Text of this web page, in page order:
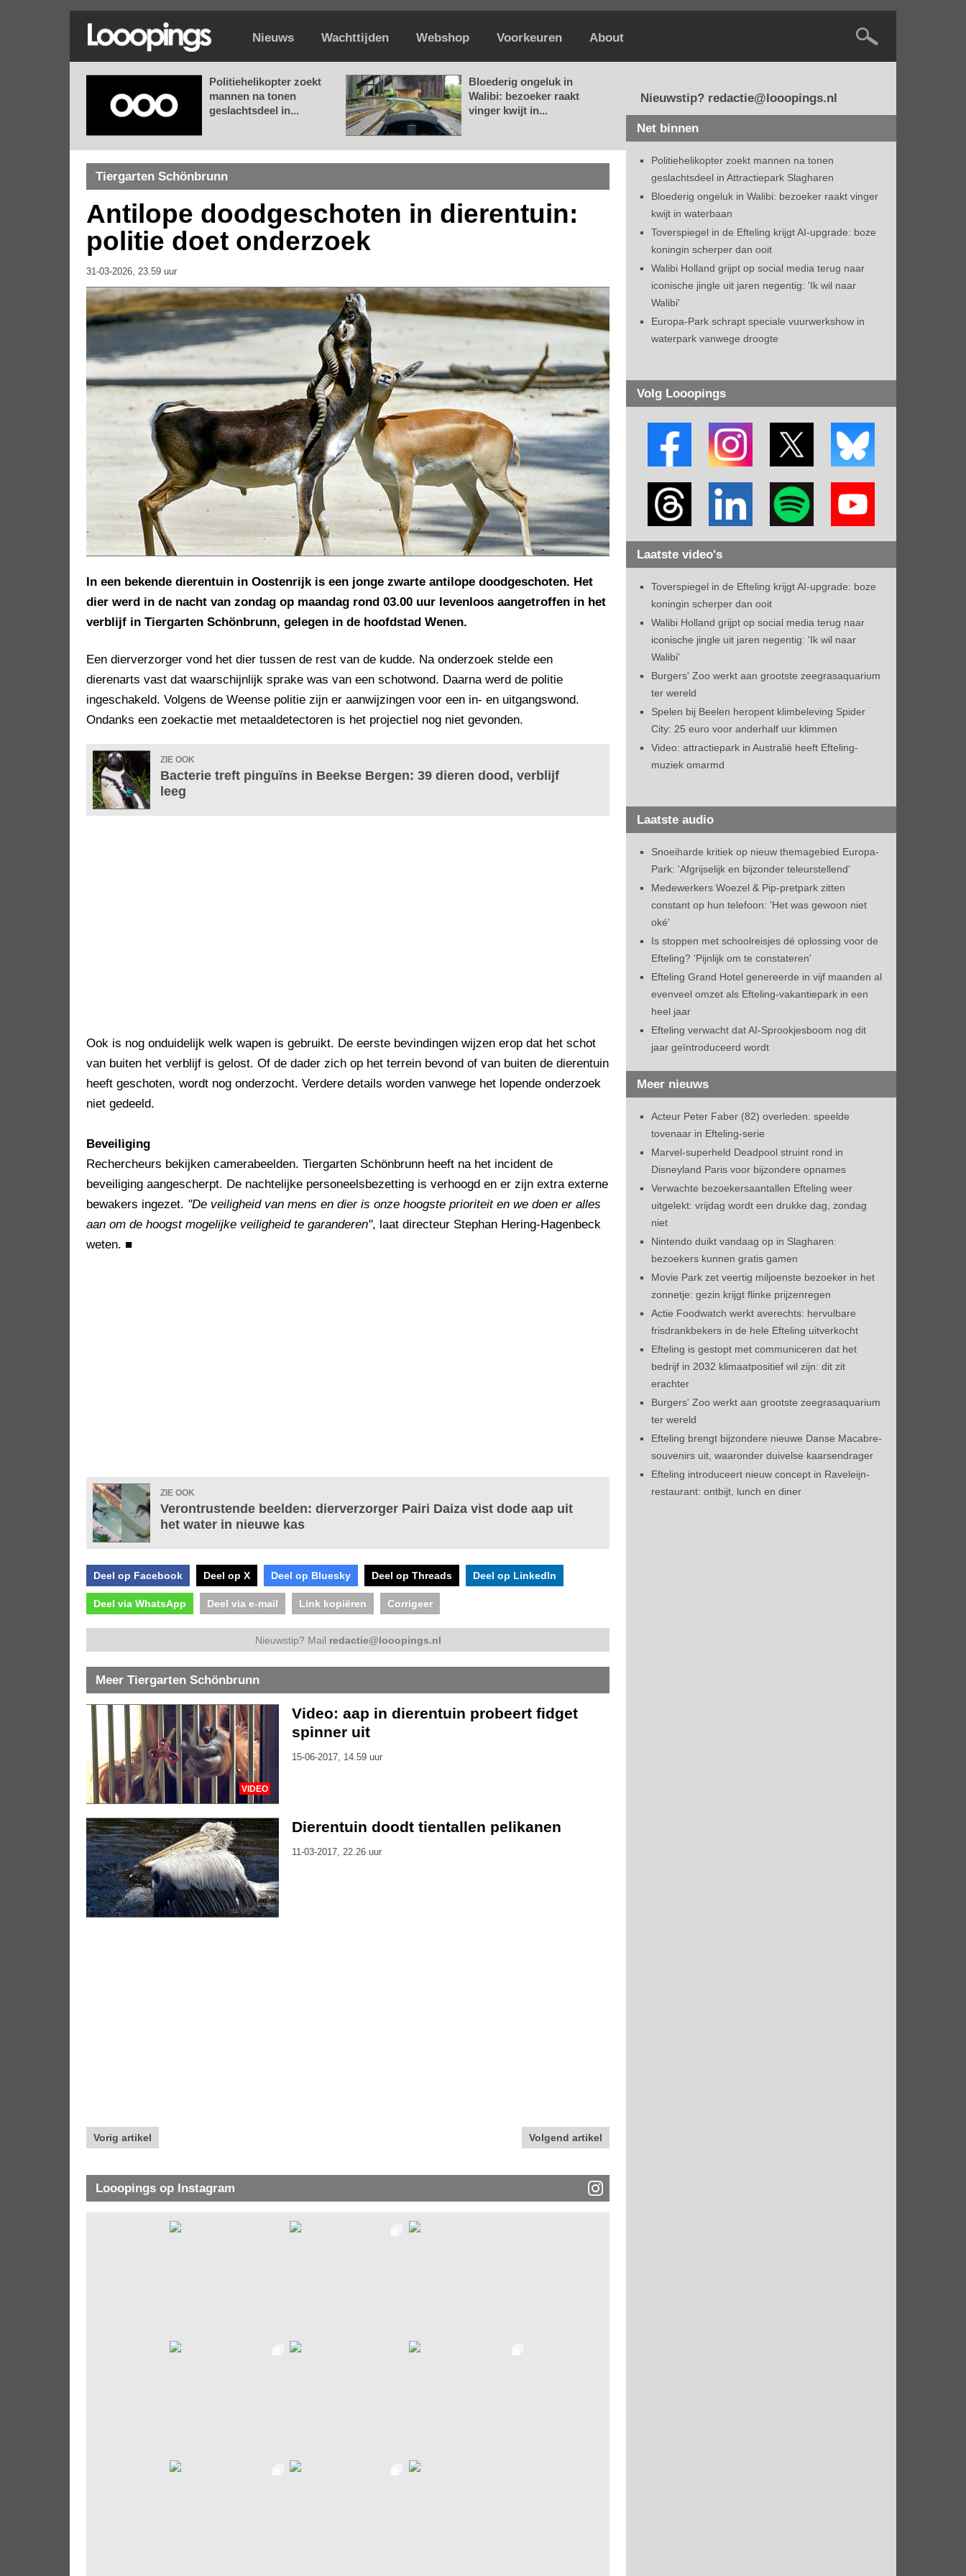
Nieuws Wachttijden Webshop Voorkeuren About
Politiehelikopter zoekt
mannen na tonen
geslachtsdeel in...
Bloederig ongeluk in
Walibi: bezoeker raakt
vinger kwijt in...
Tiergarten Schönbrunn
Antilope doodgeschoten in dierentuin:
politie doet onderzoek
31-03-2026, 23.59 uur
In een bekende dierentuin in Oostenrijk is een jonge zwarte antilope doodgeschoten. Het
dier werd in de nacht van zondag op maandag rond 03.00 uur levenloos aangetroffen in het
verblijf in Tiergarten Schönbrunn, gelegen in de hoofdstad Wenen.
Een dierverzorger vond het dier tussen de rest van de kudde. Na onderzoek stelde een
dierenarts vast dat waarschijnlijk sprake was van een schotwond. Daarna werd de politie
ingeschakeld. Volgens de Weense politie zijn er aanwijzingen voor een in- en uitgangswond.
Ondanks een zoekactie met metaaldetectoren is het projectiel nog niet gevonden.
ZIE OOK
Bacterie treft pinguïns in Beekse Bergen: 39 dieren dood, verblijf
leeg
Ook is nog onduidelijk welk wapen is gebruikt. De eerste bevindingen wijzen erop dat het schot
van buiten het verblijf is gelost. Of de dader zich op het terrein bevond of van buiten de dierentuin
heeft geschoten, wordt nog onderzocht. Verdere details worden vanwege het lopende onderzoek
niet gedeeld.
Beveiliging
Rechercheurs bekijken camerabeelden. Tiergarten Schönbrunn heeft na het incident de
beveiliging aangescherpt. De nachtelijke personeelsbezetting is verhoogd en er zijn extra externe
bewakers ingezet. "De veiligheid van mens en dier is onze hoogste prioriteit en we doen er alles
aan om de hoogst mogelijke veiligheid te garanderen", laat directeur Stephan Hering-Hagenbeck
weten. ■
ZIE OOK
Verontrustende beelden: dierverzorger Pairi Daiza vist dode aap uit
het water in nieuwe kas
Deel op Facebook Deel op X Deel op Bluesky Deel op Threads Deel op LinkedIn
Deel via WhatsApp Deel via e-mail Link kopiëren Corrigeer
Nieuwstip? Mail redactie@looopings.nl
Meer Tiergarten Schönbrunn
VIDEO
Video: aap in dierentuin probeert fidget
spinner uit
15-06-2017, 14.59 uur
Dierentuin doodt tientallen pelikanen
11-03-2017, 22.26 uur
Vorig artikel Volgend artikel
Looopings op Instagram
Nieuwstip? redactie@looopings.nl
Net binnen
Politiehelikopter zoekt mannen na tonen
geslachtsdeel in Attractiepark Slagharen
Bloederig ongeluk in Walibi: bezoeker raakt vinger
kwijt in waterbaan
Toverspiegel in de Efteling krijgt AI-upgrade: boze
koningin scherper dan ooit
Walibi Holland grijpt op social media terug naar
iconische jingle uit jaren negentig: 'Ik wil naar
Walibi'
Europa-Park schrapt speciale vuurwerkshow in
waterpark vanwege droogte
Volg Looopings
Laatste video's
Toverspiegel in de Efteling krijgt AI-upgrade: boze
koningin scherper dan ooit
Walibi Holland grijpt op social media terug naar
iconische jingle uit jaren negentig: 'Ik wil naar
Walibi'
Burgers' Zoo werkt aan grootste zeegrasaquarium
ter wereld
Spelen bij Beelen heropent klimbeleving Spider
City: 25 euro voor anderhalf uur klimmen
Video: attractiepark in Australië heeft Efteling-
muziek omarmd
Laatste audio
Snoeiharde kritiek op nieuw themagebied Europa-
Park: 'Afgrijselijk en bijzonder teleurstellend'
Medewerkers Woezel & Pip-pretpark zitten
constant op hun telefoon: 'Het was gewoon niet
oké'
Is stoppen met schoolreisjes dé oplossing voor de
Efteling? 'Pijnlijk om te constateren'
Efteling Grand Hotel genereerde in vijf maanden al
evenveel omzet als Efteling-vakantiepark in een
heel jaar
Efteling verwacht dat AI-Sprookjesboom nog dit
jaar geïntroduceerd wordt
Meer nieuws
Acteur Peter Faber (82) overleden: speelde
tovenaar in Efteling-serie
Marvel-superheld Deadpool struint rond in
Disneyland Paris voor bijzondere opnames
Verwachte bezoekersaantallen Efteling weer
uitgelekt: vrijdag wordt een drukke dag, zondag
niet
Nintendo duikt vandaag op in Slagharen:
bezoekers kunnen gratis gamen
Movie Park zet veertig miljoenste bezoeker in het
zonnetje: gezin krijgt flinke prijzenregen
Actie Foodwatch werkt averechts: hervulbare
frisdrankbekers in de hele Efteling uitverkocht
Efteling is gestopt met communiceren dat het
bedrijf in 2032 klimaatpositief wil zijn: dit zit
erachter
Burgers' Zoo werkt aan grootste zeegrasaquarium
ter wereld
Efteling brengt bijzondere nieuwe Danse Macabre-
souvenirs uit, waaronder duivelse kaarsendrager
Efteling introduceert nieuw concept in Raveleijn-
restaurant: ontbijt, lunch en diner